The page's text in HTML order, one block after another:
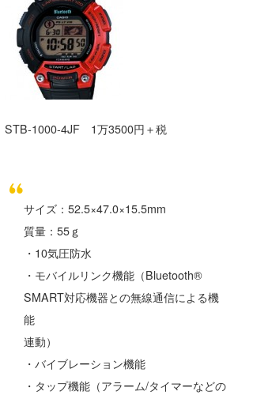
STB-1000-4JF 1万3500円＋税
サイズ：52.5×47.0×15.5mm
質量：55ｇ
・10気圧防水
・モバイルリンク機能（Bluetooth®
SMART対応機器との無線通信による機
能
連動）
・バイブレーション機能
・タップ機能（アラーム/タイマーなどの
YUKI☆
たっちー
ハンマー
三輪予報士
上田純子
上條将美
SancheZ
米山予報士